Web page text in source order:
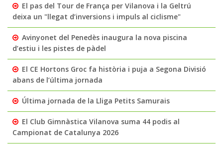
El pas del Tour de França per Vilanova i la Geltrú
deixa un "llegat d’inversions i impuls al ciclisme"
Avinyonet del Penedès inaugura la nova piscina
d’estiu i les pistes de pàdel
El CE Hortons Groc fa història i puja a Segona Divisió
abans de l’última jornada
Última jornada de la Lliga Petits Samurais
El Club Gimnàstica Vilanova suma 44 podis al
Campionat de Catalunya 2026